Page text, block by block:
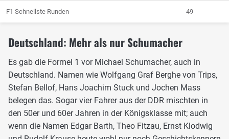
F1 Schnellste Runden 49
Deutschland: Mehr als nur Schumacher
Es gab die Formel 1 vor Michael Schumacher, auch in
Deutschland. Namen wie Wolfgang Graf Berghe von Trips,
Stefan Bellof, Hans Joachim Stuck und Jochen Mass
belegen das. Sogar vier Fahrer aus der DDR mischten in
den 50er und 60er Jahren in der Königsklasse mit; auch
wenn die Namen Edgar Barth, Theo Fitzau, Ernst Klodwig